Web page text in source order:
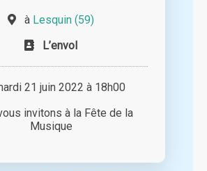
à Lesquin (59)
L’envol
21 juin 2022 à 18h00
invitons à la Fête de la
Musique